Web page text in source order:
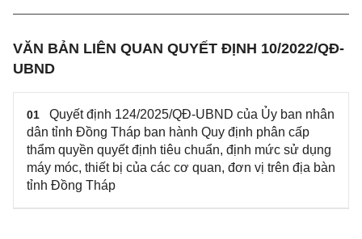
VĂN BẢN LIÊN QUAN QUYẾT ĐỊNH 10/2022/QĐ-
UBND
01
Quyết định 124/2025/QĐ-UBND của Ủy ban nhân
dân tỉnh Đồng Tháp ban hành Quy định phân cấp
thẩm quyền quyết định tiêu chuẩn, định mức sử dụng
máy móc, thiết bị của các cơ quan, đơn vị trên địa bàn
tỉnh Đồng Tháp